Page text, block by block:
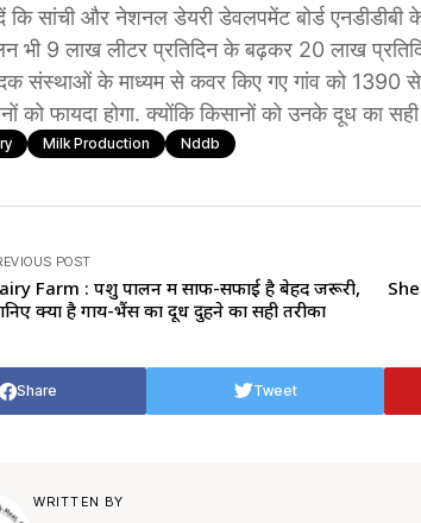
कि सांची और नेशनल डेयरी डेवलपमेंट बोर्ड
भी 9 लाख लीटर प्रतिदिन के बढ़कर 20 लाख प्रतिदिन
संस्थाओं के माध्यम से कवर किए गए गांव को 1390
को फायदा होगा. क्योंकि किसानों को उनके दूध का
Milk Production Nddb
POST
Farm : पशु पालन में साफ-सफाई है बेहद जरूरी,
क्या है गाय-भैंस का दूध दुहने का सही तरीका
Share Tweet
WRITTEN BY